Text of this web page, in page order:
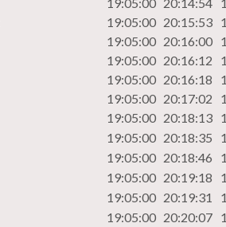
19:05:00 20:15:53
19:05:00 20:16:00
19:05:00 20:16:12
19:05:00 20:16:18
19:05:00 20:17:02
19:05:00 20:18:13
19:05:00 20:18:35
19:05:00 20:18:46
19:05:00 20:19:18
19:05:00 20:19:31
19:05:00 20:20:07